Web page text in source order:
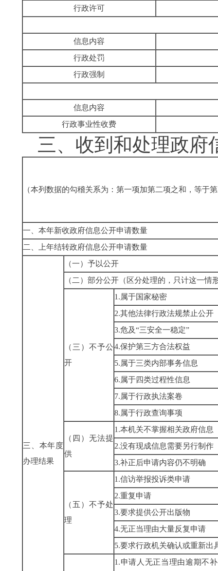
行政许可
信息内容
行政处罚
行政强制
信息内容
行政事业性收费
三、收到和处理政府
（本列数据的勾稽关系为：第一项加第二项之和，等于
一、本年新收政府信息公开申请数量
二、上年结转政府信息公开申请数量
三、本年度
办理结果
（一）予以公开
（二）部分公开 （区分处理的，只计这一情
（三）不予公
开
1.属于国家秘密
2.其他法律行政法规禁止公开
3.危及“三安全一稳定”
4.保护第三方合法权益
5.属于三类内部事务信息
6.属于四类过程性信息
7.属于行政执法案卷
8.属于行政查询事项
（四）无法提
供
1.本机关不掌握相关政府信息
2.没有现成信息需要另行制作
3.补正后申请内容仍不明确
（五）不予处
理
1.信访举报投诉类申请
2.重复申请
3.要求提供公开出版物
4.无正当理由大量反复申请
5.要求行政机关确认或重新出
1.申请人无正当理由逾期不